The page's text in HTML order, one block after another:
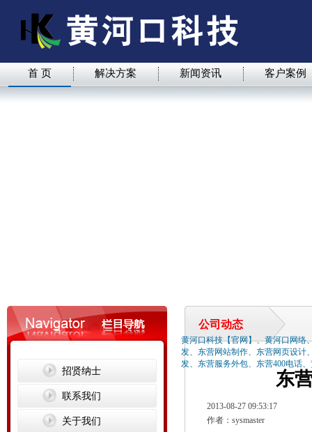
首 页 解决方案 新闻资讯 客户案例
招贤纳士
联系我们
关于我们
公司动态
黄河口科技【官网】、黄河口网络
发、东营网站制作、东营网页设计
发、东营服务外包、东营400电话
东
2013-08-27 09:53:17
作者：sysmaster